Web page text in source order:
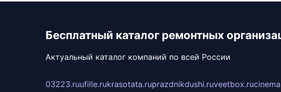
Бесплатный каталог ремонтных
Актуальный каталог компаний по всей России
03223.ruufille.rukrasotata.ruprazdnikdushi.ruveetbox.ru